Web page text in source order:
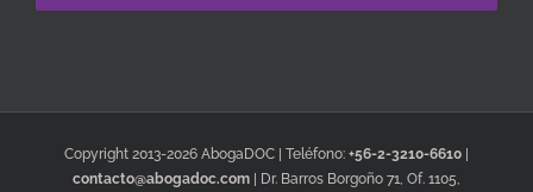
Copyright 2013-2026 AbogaDOC | Teléfono: +56-2-3210-6610 |
contacto@abogadoc.com | Dr. Barros Borgoño 71, Of. 1105,